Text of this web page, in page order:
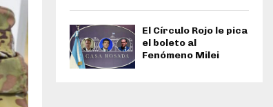
El Círculo Rojo le pica
el boleto al
Fenómeno Milei